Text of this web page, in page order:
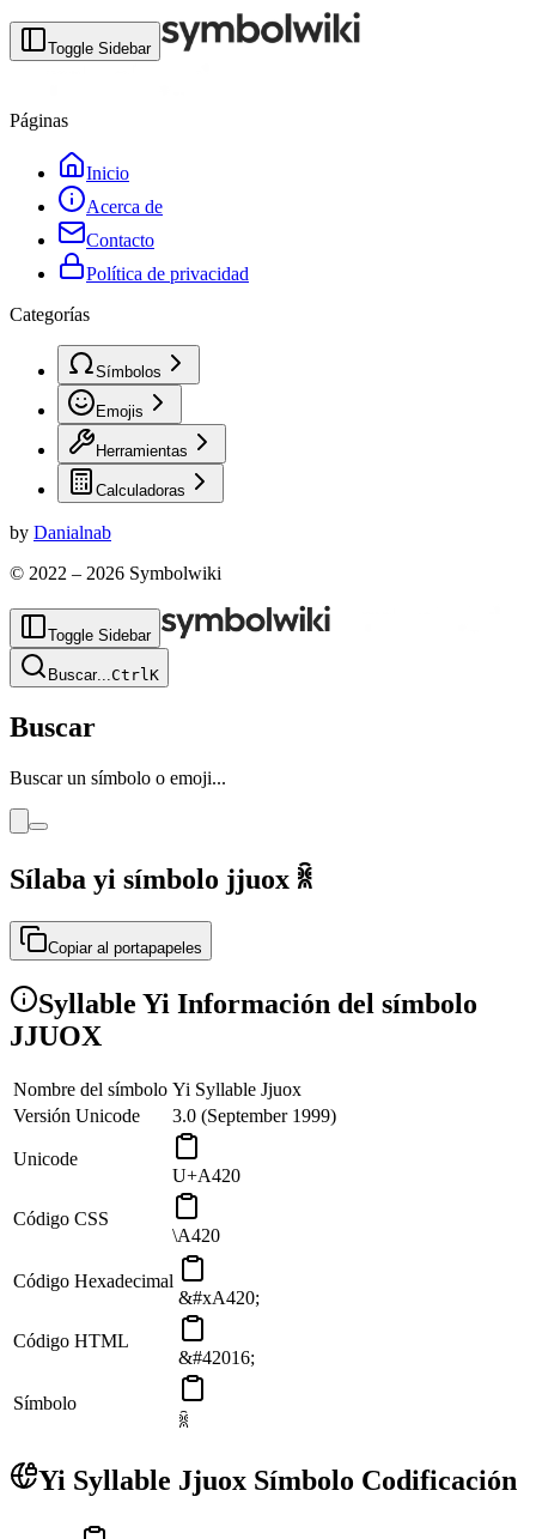
Toggle Sidebar
Páginas
Inicio
Acerca de
Contacto
Política de privacidad
Categorías
Símbolos
Emojis
Herramientas
Calculadoras
by Danialnab
© 2022 – 2026 Symbolwiki
Toggle Sidebar
Buscar...CtrlK
Buscar
Buscar un símbolo o emoji...
Sílaba yi símbolo jjuox ꐠ
Copiar al portapapeles
Syllable Yi Información del símbolo
JJUOX
Nombre del símbolo Yi Syllable Jjuox
Versión Unicode
3.0 (September 1999)
Unicode
U+A420
Código CSS
\A420
Código Hexadecimal
&#xA420;
Código HTML
&#42016;
Símbolo
ꐠ
Yi Syllable Jjuox Símbolo Codificación